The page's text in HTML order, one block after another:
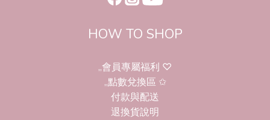
HOW TO SHOP
,,會員專屬福利 ♡
,,點數兌換區 ✩
付款與配送
退換貨說明